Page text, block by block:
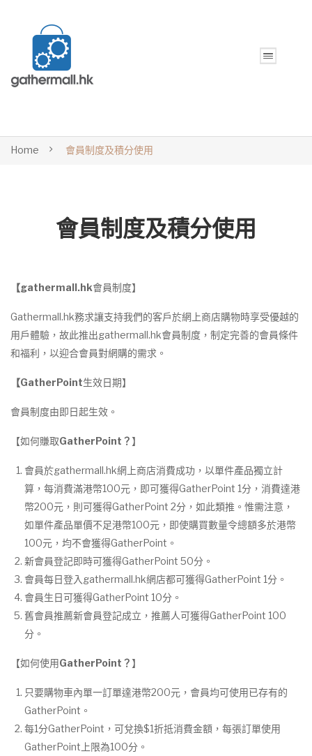
Home 會員制度及積分使用
會員制度及積分使用
【gathermall.hk會員制度】
Gathermall.hk務求讓支持我們的客戶於網上商店購物時享受優越的
用戶體驗，故此推出gathermall.hk會員制度，制定完善的會員條件
和福利，以迎合會員對網購的需求。
【GatherPoint生效日期】
會員制度由即日起生效。
【如何賺取GatherPoint ？】
會員於gathermall.hk網上商店消費成功，以單件產品獨立計
算，每消費滿港幣100元，即可獲得GatherPoint 1分，消費達港
幣200元，則可獲得GatherPoint 2分，如此類推。惟需注意，
如單件產品單價不足港幣100元，即使購買數量令總額多於港幣
100元，均不會獲得GatherPoint。
新會員登記即時可獲得GatherPoint 50分。
會員每日登入gathermall.hk網店都可獲得GatherPoint 1分。
會員生日可獲得GatherPoint 10分。
舊會員推薦新會員登記成立，推薦人可獲得GatherPoint 100
分。
【如何使用GatherPoint ？】
只要購物車內單一訂單達港幣200元，會員均可使用已存有的
GatherPoint。
每1分GatherPoint，可兌換$1折抵消費金額，每張訂單使用
GatherPoint上限為100分。